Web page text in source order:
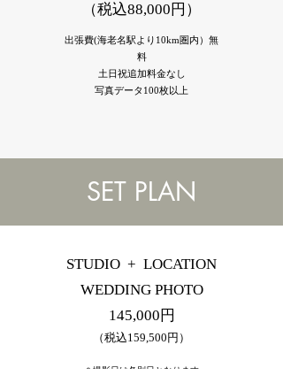
（税込88,000円）
出張費(海老名駅より10km圏内）無
料
土日祝追加料金なし
写真データ100枚以上
SET PLAN
STUDIO + LOCATION
WEDDING PHOTO
145,000円
（税込159,500円）
​＊ 撮影日は各別日となります